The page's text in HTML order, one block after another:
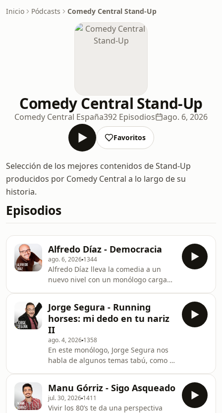
Inicio Pódcasts Comedy Central Stand-Up
Comedy Central Stand-Up
Comedy Central España392 Episodios ago. 6, 2026
Favoritos
Selección de los mejores contenidos de Stand-Up
producidos por Comedy Central a lo largo de su
historia.
Episodios
Alfredo Díaz - Democracia
ago. 6, 2026 1344
Alfredo Díaz lleva la comedia a un
nuevo nivel con un monólogo cargado
también propone polémicas
soluciones.
Jorge Segura - Running
horses: mi dedo en tu nariz
II
ago. 4, 2026 1358
En este monólogo, Jorge Segura nos
habla de algunos temas tabú, como la
engañosa.
Manu Górriz - Sigo Asqueado
jul. 30, 2026 1411
Vivir los 80’s te da una perspectiva